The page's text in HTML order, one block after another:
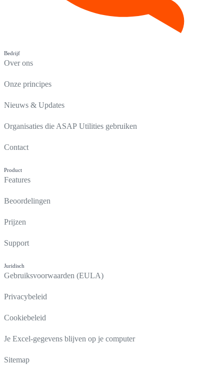
Bedrijf
Over ons
Onze principes
Nieuws & Updates
Organisaties die ASAP Utilities gebruiken
Contact
Product
Features
Beoordelingen
Prijzen
Support
Juridisch
Gebruiksvoorwaarden (EULA)
Privacybeleid
Cookiebeleid
Je Excel-gegevens blijven op je computer
Sitemap